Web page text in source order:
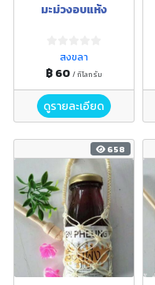
มะม่วงอบแห้ง
สงขลา
฿ 60 / กิโลกรัม
ดูรายละเอียด
658